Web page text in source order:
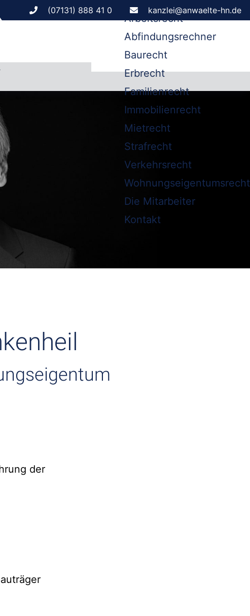
(07131) 888 41 0 kanzlei@anwaelte-hn.de
Arbeitsrecht
Abfindungsrechner
Baurecht
Erbrecht
Familienrecht
Immobilienrecht
Mietrecht
Strafrecht
Verkehrsrecht
Wohnungseigentumsrecht
Die Mitarbeiter
Kontakt
der